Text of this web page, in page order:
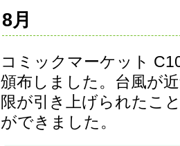
8月
コミックマーケット
頒布しました。台風が
限が引き上げられたこ
ができました。